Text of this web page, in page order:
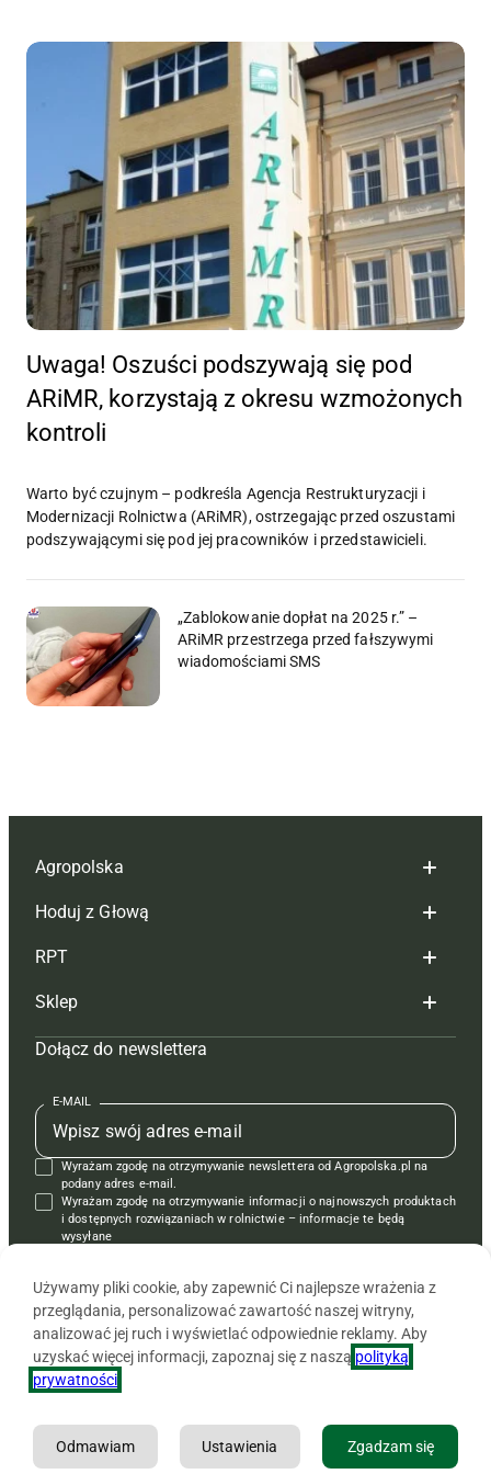
Uwaga! Oszuści podszywają się pod
ARiMR, korzystają z okresu wzmożonych
kontroli
Warto być czujnym – podkreśla Agencja Restrukturyzacji i
Modernizacji Rolnictwa (ARiMR), ostrzegając przed oszustami
podszywającymi się pod jej pracowników i przedstawicieli.
„Zablokowanie dopłat na 2025 r.” –
ARiMR przestrzega przed fałszywymi
wiadomościami SMS
Agropolska
Redakcja
Reklama
Tagi
Mapa serwisu
Kontakt
Regulamin
Polityka prywatności
Hoduj z Głową
Hoduj z głową bydło
Hoduj z głową świnie
Prenumerata
Redakcja
Kontakt
Reklama
RPT
Redakcja
Prenumerata
Reklama
Kontakt
Krzyżówki
Sklep
Czasopisma i prenumerata
Książki
Regulamin
Dołącz do newslettera
E-MAIL
Wyrażam zgodę na otrzymywanie newslettera od Agropolska.pl na
podany adres e-mail.
Wyrażam zgodę na otrzymywanie informacji o najnowszych produktach
i dostępnych rozwiązaniach w rolnictwie – informacje te będą
wysyłane
Copyright © 2026 Agencja Promocji Rolnictwa i Agrobiznesu APRA
Używamy pliki cookie, aby zapewnić Ci najlepsze wrażenia z
przeglądania, personalizować zawartość naszej witryny,
analizować jej ruch i wyświetlać odpowiednie reklamy. Aby
uzyskać więcej informacji, zapoznaj się z naszą polityką
prywatności
Zgadzam się
Ustawienia
Odmawiam